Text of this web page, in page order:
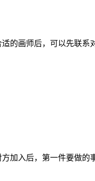
画师后，可以先联系对
入后，第一件要做的事